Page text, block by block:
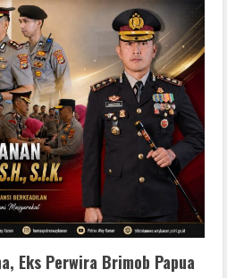
Eks Perwira Brimob Papua